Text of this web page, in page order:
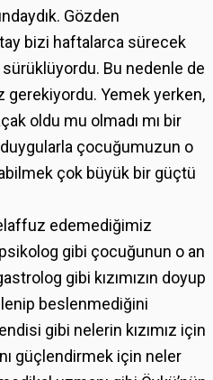
Gözden
bizi haftalarca sürecek
Bu nedenle de
gerekiyordu. Yemek yerken,
oldu mu olmadı mı bir
çocuğumuzun o
çok büyük bir güçtü
edemediğimiz
gibi çocuğunun o an
gibi kızımızın doyup
beslenmediğini
gibi nelerin kızımız için
güçlendirmek için neler